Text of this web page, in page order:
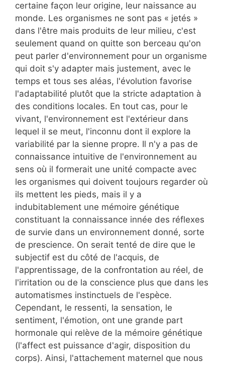
certaine façon leur origine, leur naissance au
monde. Les organismes ne sont pas « jetés »
dans l'être mais produits de leur milieu, c'est
seulement quand on quitte son berceau qu'on
peut parler d'environnement pour un organisme
qui doit s'y adapter mais justement, avec le
temps et tous ses aléas, l'évolution favorise
l'adaptabilité plutôt que la stricte adaptation à
des conditions locales. En tout cas, pour le
vivant, l'environnement est l'extérieur dans
lequel il se meut, l'inconnu dont il explore la
variabilité par la sienne propre. Il n'y a pas de
connaissance intuitive de l'environnement au
sens où il formerait une unité compacte avec
les organismes qui doivent toujours regarder où
ils mettent les pieds, mais il y a
indubitablement une mémoire génétique
constituant la connaissance innée des réflexes
de survie dans un environnement donné, sorte
de prescience. On serait tenté de dire que le
subjectif est du côté de l'acquis, de
l'apprentissage, de la confrontation au réel, de
l'irritation ou de la conscience plus que dans les
automatismes instinctuels de l'espèce.
Cependant, le ressenti, la sensation, le
sentiment, l'émotion, ont une grande part
hormonale qui relève de la mémoire génétique
(l'affect est puissance d'agir, disposition du
corps). Ainsi, l'attachement maternel que nous